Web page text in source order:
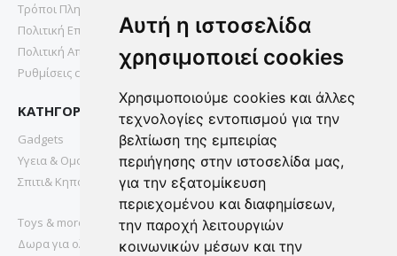
Αυτή η ιστοσελίδα
χρησιμοποιεί cookies
Χρησιμοποιούμε cookies και άλλες
τεχνολογίες εντοπισμού για την
βελτίωση της εμπειρίας
περιήγησης στην ιστοσελίδα μας,
για την εξατομίκευση
περιεχομένου και διαφημίσεων,
την παροχή λειτουργιών
κοινωνικών μέσων και την
Τρόποι Πληρωμής
Πολιτική Επιστροφών
Πολιτική Απορρήτου
Ρυθμίσεις cookies
ΚΑΤΗΓΟΡΙΕΣ
Gadgets
Υγεια & Ομορφια
Σπιτι& Κηπος
Toys & more
Δωρα για ολους